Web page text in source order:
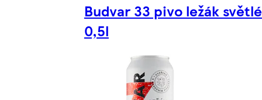
Budvar 33 pivo ležák světlé
0,5l